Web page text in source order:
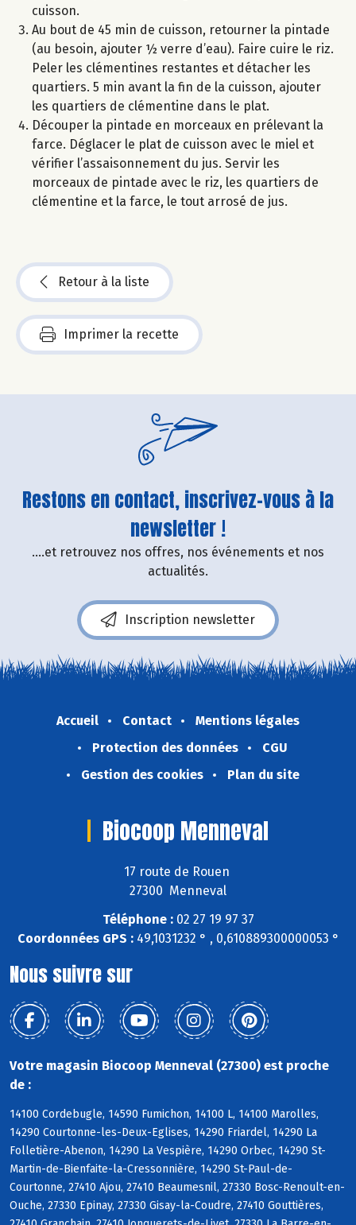
cuisson.
Au bout de 45 min de cuisson, retourner la pintade
(au besoin, ajouter ½ verre d’eau). Faire cuire le riz.
Peler les clémentines restantes et détacher les
quartiers. 5 min avant la fin de la cuisson, ajouter
les quartiers de clémentine dans le plat.
Découper la pintade en morceaux en prélevant la
farce. Déglacer le plat de cuisson avec le miel et
vérifier l’assaisonnement du jus. Servir les
morceaux de pintade avec le riz, les quartiers de
clémentine et la farce, le tout arrosé de jus.
Retour à la liste
Imprimer la recette
Restons en contact, inscrivez-vous à la
newsletter !
....et retrouvez nos offres, nos événements et nos
actualités.
Inscription newsletter
Accueil Contact
Mentions légales
Protection des données
CGU
Gestion des cookies
Plan du site
Biocoop Menneval
17 route de Rouen
27300 Menneval
Téléphone :02 27 19 97 37
Coordonnées GPS :49,1031232 ° , 0,610889300000053 °
Nous suivre sur
Votre magasin Biocoop Menneval (27300) est proche
de :
14100 Cordebugle, 14590 Fumichon, 14100 L, 14100 Marolles,
14290 Courtonne-les-Deux-Eglises, 14290 Friardel, 14290 La
Folletière-Abenon, 14290 La Vespière, 14290 Orbec, 14290 St-
Martin-de-Bienfaite-la-Cressonnière, 14290 St-Paul-de-
Courtonne, 27410 Ajou, 27410 Beaumesnil, 27330 Bosc-Renoult-en-
Ouche, 27330 Epinay, 27330 Gisay-la-Coudre, 27410 Gouttières,